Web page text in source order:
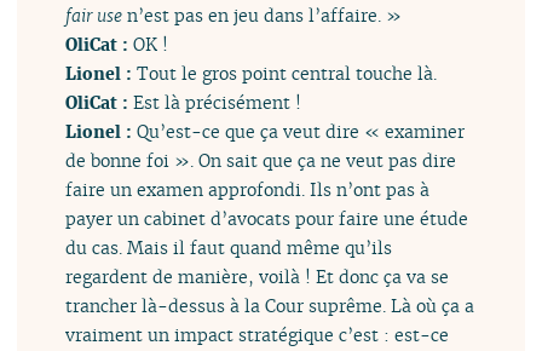
fair use n’est pas en jeu dans l’affaire. »
OliCat : OK !
Lionel :Tout le gros point central touche là.
OliCat : Est là précisément !
Lionel :Qu’est-ce que ça veut dire « examiner
de bonne foi ». On sait que ça ne veut pas dire
faire un examen approfondi. Ils n’ont pas à
payer un cabinet d’avocats pour faire une étude
du cas. Mais il faut quand même qu’ils
regardent de manière, voilà ! Et donc ça va se
trancher là-dessus à la Cour suprême. Là où ça a
vraiment un impact stratégique c’est : est-ce